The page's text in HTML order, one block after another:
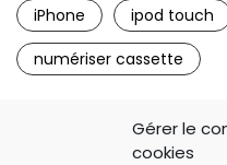
Gérer le
cookies
iPhone ipod touch
numériser cassette